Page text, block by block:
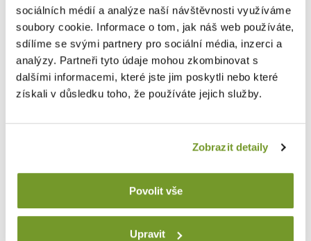
sociálních médií a analýze naší návštěvnosti využíváme
soubory cookie. Informace o tom, jak náš web používáte,
sdílíme se svými partnery pro sociální média, inzerci a
analýzy. Partneři tyto údaje mohou zkombinovat s
dalšími informacemi, které jste jim poskytli nebo které
získali v důsledku toho, že používáte jejich služby.
Zobrazit detaily
Povolit vše
Upravit
Spýtajte sa na čokoľvek
Budeme sa vám venovať
E-mail*